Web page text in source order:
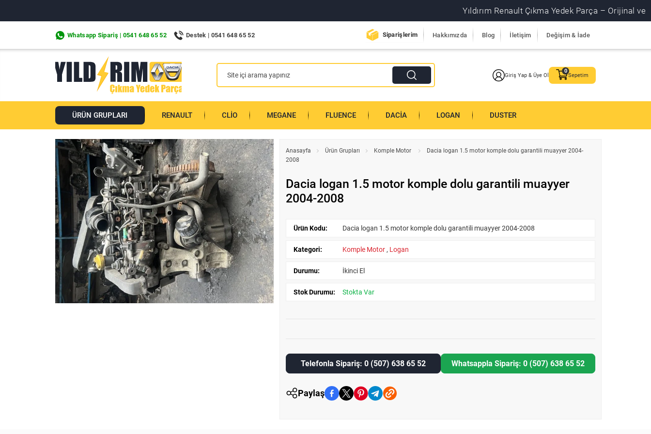
Yıldırım Renault Çıkma Yedek Parça – Orijinal ve
Whatsapp Sipariş | 0541 648 65 52 Destek | 0541 648 65 52 Siparişlerim Hakkımızda Blog İletişim Değişim & İade
Giriş Yap & Üye Ol Sepetim
ÜRÜN GRUPLARI RENAULT CLIO MEGANE FLUENCE DACIA LOGAN DUSTER
Anasayfa Ürün Grupları Komple Motor
Dacia logan 1.5 motor komple dolu garantili muayyer 2004-
2008
Dacia logan 1.5 motor komple dolu garantili muayyer
2004-2008
Ürün Kodu: Dacia logan 1.5 motor komple dolu garantili muayyer 2004-2008
Kategori: Komple Motor , Logan
Durumu: İkinci El
Stok Durumu: Stokta Var
Telefonla Sipariş: 0 (507) 638 65 52 Whatsappla Sipariş: 0 (507) 638 65 52
Paylaş